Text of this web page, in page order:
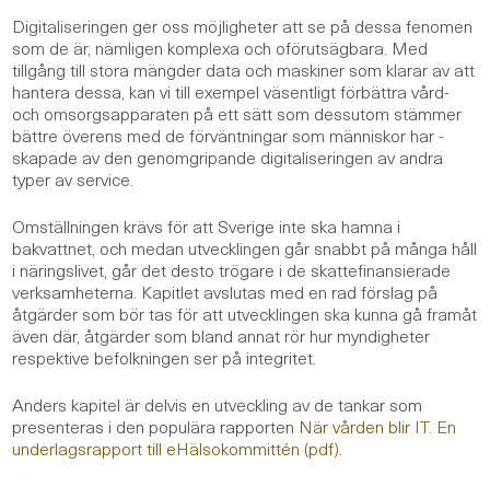
Digitaliseringen ger oss möjligheter att se på dessa fenomen
som de är, nämligen komplexa och oförutsägbara. Med
tillgång till stora mängder data och maskiner som klarar av att
hantera dessa, kan vi till exempel väsentligt förbättra vård-
och omsorgsapparaten på ett sätt som dessutom stämmer
bättre överens med de förväntningar som människor har -
skapade av den genomgripande digitaliseringen av andra
typer av service.
Omställningen krävs för att Sverige inte ska hamna i
bakvattnet, och medan utvecklingen går snabbt på många håll
i näringslivet, går det desto trögare i de skattefinansierade
verksamheterna. Kapitlet avslutas med en rad förslag på
åtgärder som bör tas för att utvecklingen ska kunna gå framåt
även där, åtgärder som bland annat rör hur myndigheter
respektive befolkningen ser på integritet.
Anders kapitel är delvis en utveckling av de tankar som
presenteras i den populära rapporten När vården blir IT. En
underlagsrapport till eHälsokommittén (pdf)